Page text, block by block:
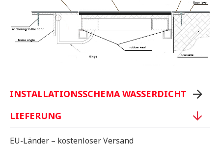
INSTALLATIONSSCHEMA WASSERDICHT
LIEFERUNG
EU-Länder – kostenloser Versand